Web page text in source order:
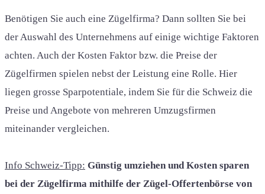
Benötigen Sie auch eine Zügelfirma? Dann sollten Sie bei
der Auswahl des Unternehmens auf einige wichtige Faktoren
achten. Auch der Kosten Faktor bzw. die Preise der
Zügelfirmen spielen nebst der Leistung eine Rolle. Hier
liegen grosse Sparpotentiale, indem Sie für die Schweiz die
Preise und Angebote von mehreren Umzugsfirmen
miteinander vergleichen.
Info Schweiz-Tipp: Günstig umziehen und Kosten sparen
bei der Zügelfirma mithilfe der Zügel-Offertenbörse von